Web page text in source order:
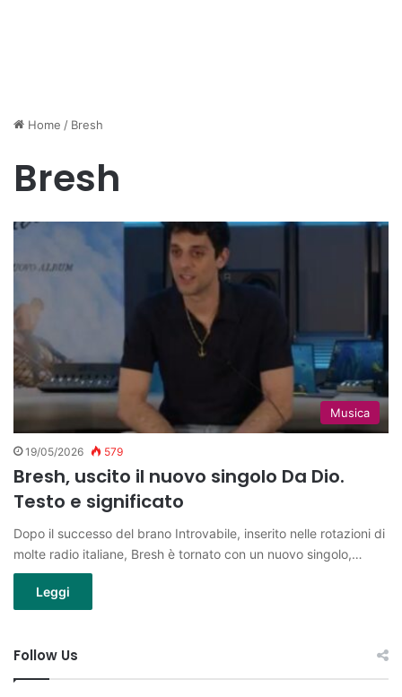
Home / Bresh
Bresh
Musica
19/05/2026 579
Bresh, uscito il nuovo singolo Da Dio.
Testo e significato
Dopo il successo del brano Introvabile, inserito nelle rotazioni di
molte radio italiane, Bresh è tornato con un nuovo singolo,…
Leggi
Follow Us